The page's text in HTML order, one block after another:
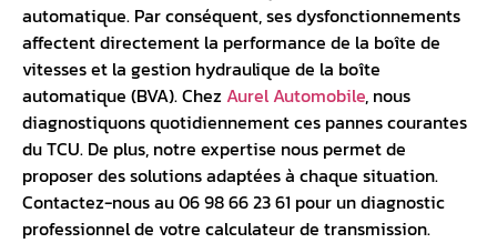
automatique. Par conséquent, ses dysfonctionnements
affectent directement la performance de la boîte de
vitesses et la gestion hydraulique de la boîte
automatique (BVA). ChezAurel Automobile, nous
diagnostiquons quotidiennement ces pannes courantes
du TCU. De plus, notre expertise nous permet de
proposer des solutions adaptées à chaque situation.
Contactez-nous au 06 98 66 23 61 pour un diagnostic
professionnel de votre calculateur de transmission.